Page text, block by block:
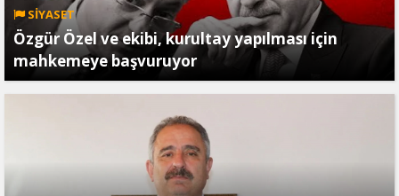
SİYASET
Özgür Özel ve ekibi, kurultay yapılması için
mahkemeye başvuruyor